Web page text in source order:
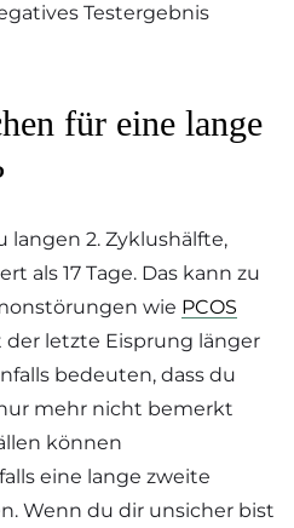
Testergebnis
für eine lange
langen 2. Zyklushälfte,
als 17 Tage. Das kann zu
wie PCOS
letzte Eisprung länger
bedeuten, dass du
mehr nicht bemerkt
können
eine lange zweite
Wenn du dir unsicher bist